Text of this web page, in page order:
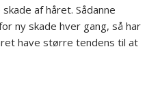
af håret. Sådanne
ny skade hver gang, så har
have større tendens til at